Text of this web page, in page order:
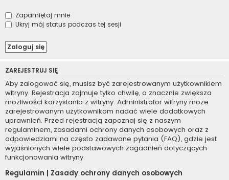
Zapamiętaj mnie
Ukryj mój status podczas tej sesji
ZAREJESTRUJ SIĘ
Aby zalogować się, musisz być zarejestrowanym użytkownikiem
witryny. Rejestracja zajmuje tylko chwilę, a znacznie zwiększa
możliwości korzystania z witryny. Administrator witryny może
zarejestrowanym użytkownikom nadać wiele dodatkowych
uprawnień. Przed rejestracją zapoznaj się z naszym
regulaminem, zasadami ochrony danych osobowych oraz z
odpowiedziami na często zadawane pytania (FAQ), gdzie jest
wyjaśnionych wiele podstawowych zagadnień dotyczących
funkcjonowania witryny.
Regulamin | Zasady ochrony danych osobowych